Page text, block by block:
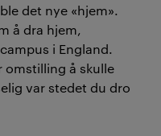
det nye «hjem».
å dra hjem,
i England.
omstilling å skulle
var stedet du dro